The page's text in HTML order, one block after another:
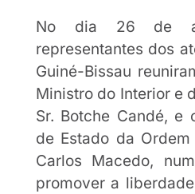
No dia 26 de
representantes dos
Guiné-Bissau
Ministro do Interior e
Sr. Botche Candé, e
de Estado da
Carlos Macedo,
promover a